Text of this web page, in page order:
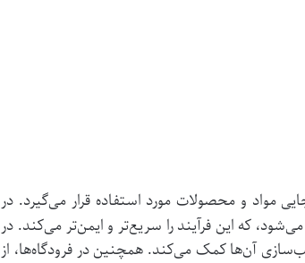
مواد و محصولات مورد استفاده قرار می‌گیرد. در
که این فرآیند را سریع‌تر و ایمن‌تر می‌کند. در
آن‌ها کمک می‌کند. همچنین در فرودگاه‌ها، از